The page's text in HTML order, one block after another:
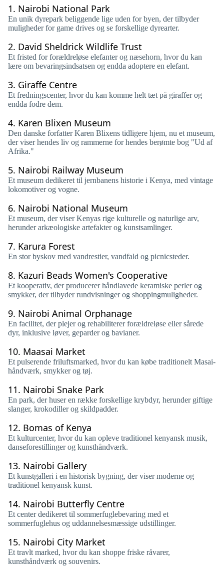
1. Nairobi National Park
En unik dyrepark beliggende lige uden for byen, der tilbyder
muligheder for game drives og se forskellige dyrearter.
2. David Sheldrick Wildlife Trust
Et fristed for forældreløse elefanter og næsehorn, hvor du kan
lære om bevaringsindsatsen og endda adoptere en elefant.
3. Giraffe Centre
Et fredningscenter, hvor du kan komme helt tæt på giraffer og
endda fodre dem.
4. Karen Blixen Museum
Den danske forfatter Karen Blixens tidligere hjem, nu et museum,
der viser hendes liv og rammerne for hendes berømte bog "Ud af
Afrika."
5. Nairobi Railway Museum
Et museum dedikeret til jernbanens historie i Kenya, med vintage
lokomotiver og vogne.
6. Nairobi National Museum
Et museum, der viser Kenyas rige kulturelle og naturlige arv,
herunder arkæologiske artefakter og kunstsamlinger.
7. Karura Forest
En stor byskov med vandrestier, vandfald og picnicsteder.
8. Kazuri Beads Women's Cooperative
Et kooperativ, der producerer håndlavede keramiske perler og
smykker, der tilbyder rundvisninger og shoppingmuligheder.
9. Nairobi Animal Orphanage
En facilitet, der plejer og rehabiliterer forældreløse eller sårede
dyr, inklusive løver, geparder og bavianer.
10. Maasai Market
Et pulserende friluftsmarked, hvor du kan købe traditionelt Masai-
håndværk, smykker og tøj.
11. Nairobi Snake Park
En park, der huser en række forskellige krybdyr, herunder giftige
slanger, krokodiller og skildpadder.
12. Bomas of Kenya
Et kulturcenter, hvor du kan opleve traditionel kenyansk musik,
danseforestillinger og kunsthåndværk.
13. Nairobi Gallery
Et kunstgalleri i en historisk bygning, der viser moderne og
traditionel kenyansk kunst.
14. Nairobi Butterfly Centre
Et center dedikeret til sommerfuglebevaring med et
sommerfuglehus og uddannelsesmæssige udstillinger.
15. Nairobi City Market
Et travlt marked, hvor du kan shoppe friske råvarer,
kunsthåndværk og souvenirs.